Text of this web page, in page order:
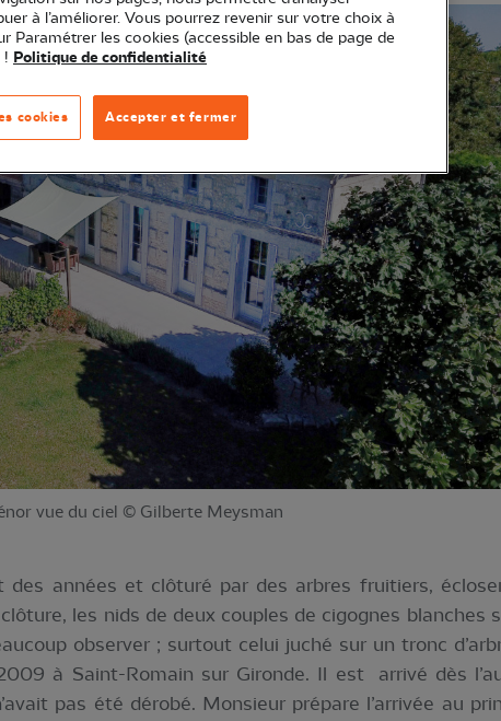
vue du ciel © Gilberte Meysman
années et clôturé par des arbres fruitiers,
les nids de deux couples de cigognes blanches
observer ; surtout celui juché sur un tronc
à Saint-Romain sur Gironde. Il est arrivé dès
pas été dérobé. Monsieur prépare l’arrivée au
à l’améliorer. Vous pourrez revenir sur votre choix à
Paramétrer les cookies (accessible en bas de page de
! Politique de confidentialité
Accepter et fermer
cookies